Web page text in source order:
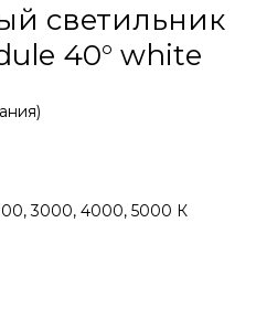
светильник
40° white
3000, 4000, 5000 К